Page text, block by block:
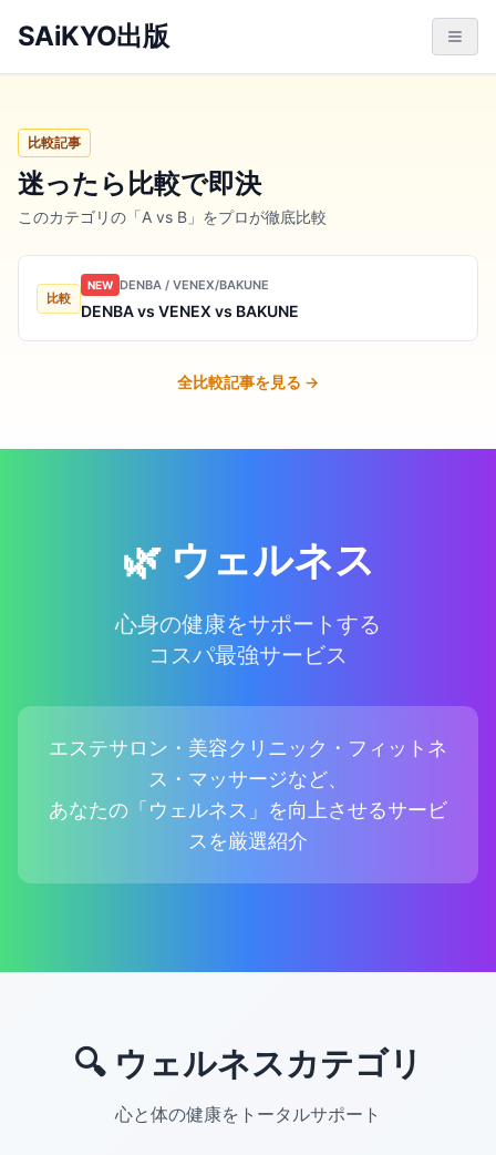
SAiKYO出版
比較記事
迷ったら比較で即決
このカテゴリの「A vs B」をプロが徹底比較
比較
NEW DENBA / VENEX/BAKUNE
DENBA vs VENEX vs BAKUNE
全比較記事を見る →
🌿 ウェルネス
心身の健康をサポートする
コスパ最強サービス
エステサロン・美容クリニック・フィットネ
ス・マッサージなど、
あなたの「ウェルネス」を向上させるサービ
スを厳選紹介
🔍 ウェルネスカテゴリ
心と体の健康をトータルサポート